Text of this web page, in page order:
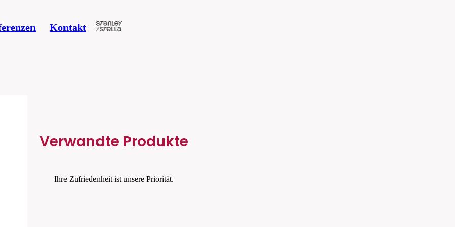
Kontakt
Verwandte Produkte
Ihre Zufriedenheit ist unsere Priorität.